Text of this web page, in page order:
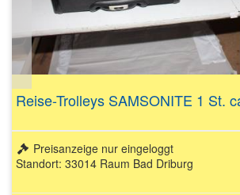
Reise-Trolleys SAMSONITE 1 St.
Preisanzeige nur eingeloggt
Standort: 33014 Raum Bad Driburg